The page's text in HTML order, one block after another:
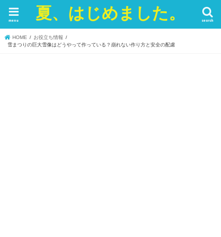
夏、はじめました。 search
menu
HOME
お役立ち情報
雪まつりの巨大雪像はどうやって作っている？崩れない作り方と安全の配慮